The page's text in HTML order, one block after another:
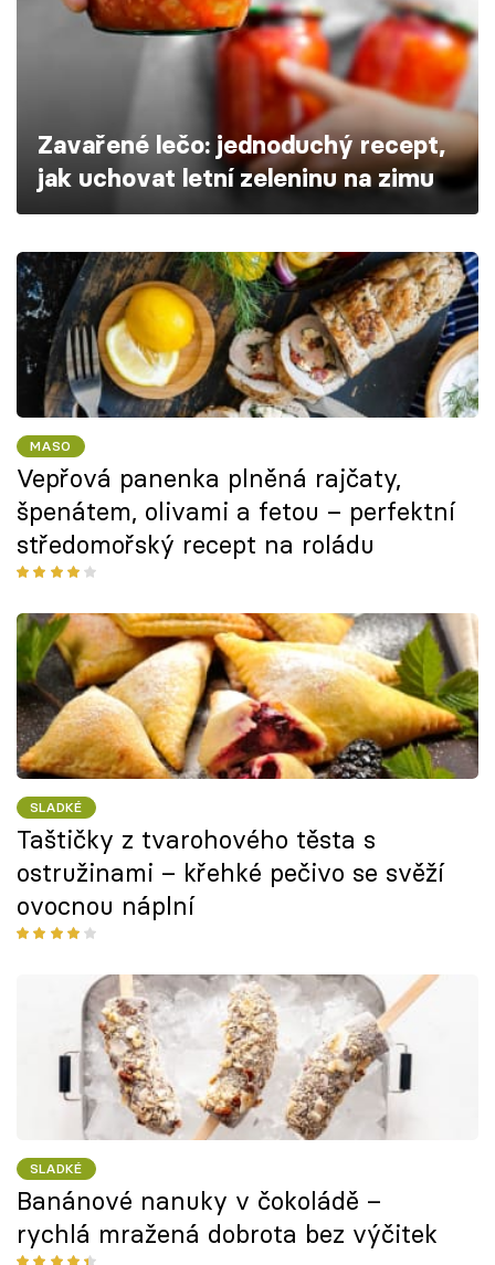
Škola vaření
Speciál: Cuketa
Těhotnej kuchař
Přihlášení
Sledujte nás
Zavařené lečo: jednoduchý recept,
jak uchovat letní zeleninu na zimu
MASO
Vepřová panenka plněná rajčaty,
špenátem, olivami a fetou – perfektní
středomořský recept na roládu
SLADKÉ
Taštičky z tvarohového těsta s
ostružinami – křehké pečivo se svěží
ovocnou náplní
SLADKÉ
Banánové nanuky v čokoládě –
rychlá mražená dobrota bez výčitek